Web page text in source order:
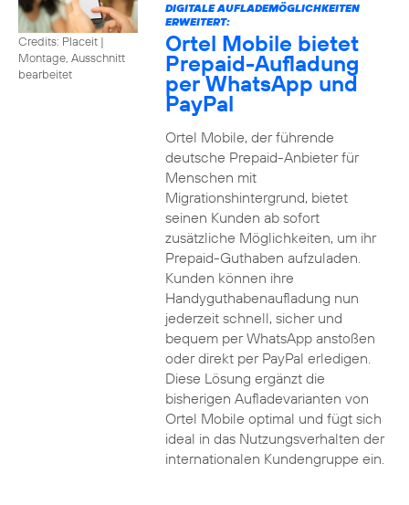
Credits: Placeit |
Montage, Ausschnitt
bearbeitet
DIGITALE AUFLADEMÖGLICHKEITEN
ERWEITERT:
Ortel Mobile bietet
Prepaid-Aufladung
per WhatsApp und
PayPal
Ortel Mobile, der führende
deutsche Prepaid-Anbieter für
Menschen mit
Migrationshintergrund, bietet
seinen Kunden ab sofort
zusätzliche Möglichkeiten, um ihr
Prepaid-Guthaben aufzuladen.
Kunden können ihre
Handyguthabenaufladung nun
jederzeit schnell, sicher und
bequem per WhatsApp anstoßen
oder direkt per PayPal erledigen.
Diese Lösung ergänzt die
bisherigen Aufladevarianten von
Ortel Mobile optimal und fügt sich
ideal in das Nutzungsverhalten der
internationalen Kundengruppe ein.